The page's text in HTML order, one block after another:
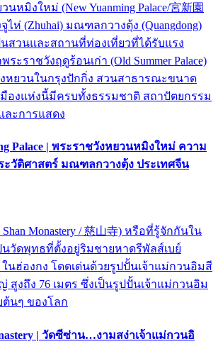
หมิงใหม่ (New Yuanming Palace/宮新園
ไห่ (Zhuhai) มณฑลกวางตุ้ง (Quangdong)
นสวนและสถานที่ท่องเที่ยวที่ได้รับแรง
ะราชวังฤดูร้อนเก่า (Old Summer Palace)
หยวนในกรุงปักกิ่ง สวนสาธารณะขนาด
องแห่งนี้มีครบทั้งธรรมชาติ สถาปัตยกรรม
ะการแสดง
Palace | พระราชวังหยวนหมิงใหม่ ความ
ะวัติศาสตร์ มณฑลกวางตุ้ง ประเทศจีน
Monastery / 慈山寺) หรือที่รู้จักกันใน
นวัดพุทธที่ตั้งอยู่ริมชายหาดรีพัลส์เบย์
ในฮ่องกง โดดเด่นด้วยรูปปั้นเจ้าแม่กวนอิมสี
สูงถึง 76 เมตร ซึ่งเป็นรูปปั้นเจ้าแม่กวนอิม
นๆ ของโลก
| วัดซีซ่าน…งามสง่าเจ้าแม่กวนอิ